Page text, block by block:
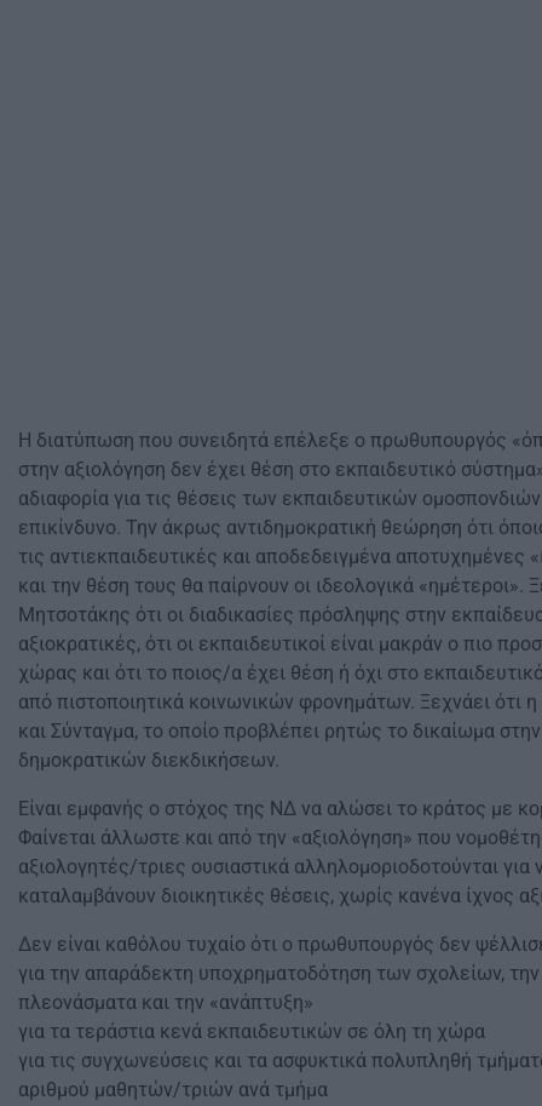
Η διατύπωση που συνειδητά επέλεξε ο πρωθυπουργός
στην αξιολόγηση δεν έχει θέση στο εκπαιδευτικό
αδιαφορία για τις θέσεις των εκπαιδευτικών
επικίνδυνο. Την άκρως αντιδημοκρατική θεώρηση ότι
τις αντιεκπαιδευτικές και αποδεδειγμένα αποτυχημένες
και την θέση τους θα παίρνουν οι ιδεολογικά «ημέτεροι».
Μητσοτάκης ότι οι διαδικασίες πρόσληψης στην
αξιοκρατικές, ότι οι εκπαιδευτικοί είναι μακράν ο πιο
χώρας και ότι το ποιος/α έχει θέση ή όχι στο
από πιστοποιητικά κοινωνικών φρονημάτων. Ξεχνάει ότι
και Σύνταγμα, το οποίο προβλέπει ρητώς το δικαίωμα
δημοκρατικών διεκδικήσεων.
Είναι εμφανής ο στόχος της ΝΔ να αλώσει το κράτος με
Φαίνεται άλλωστε και από την «αξιολόγηση» που
αξιολογητές/τριες ουσιαστικά αλληλομοριοδοτούνται για
καταλαμβάνουν διοικητικές θέσεις, χωρίς κανένα ίχνος
Δεν είναι καθόλου τυχαίο ότι ο πρωθυπουργός δεν
για την απαράδεκτη υποχρηματοδότηση των σχολείων,
πλεονάσματα και την «ανάπτυξη»
για τα τεράστια κενά εκπαιδευτικών σε όλη τη χώρα
για τις συγχωνεύσεις και τα ασφυκτικά πολυπληθή
αριθμού μαθητών/τριών ανά τμήμα